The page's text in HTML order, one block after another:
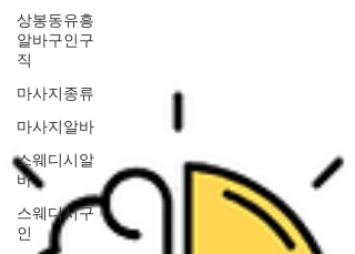
상봉동유흥
알바구인구
직
마사지종류
마사지알바
스웨디시알
바
스웨디시구
인